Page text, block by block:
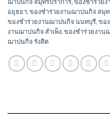
ฌาปนกิจ สมุทรปราการ,ของชำร่วยง
อยุธยา,ของชำร่วยงานฌาปนกิจ สมุ
ของชำร่วยงานฌาปนกิจ นนทบุรี,ขอ
งานฌาปนกิจ สำเพ็ง,ของชำร่วยงาน
ฌาปนกิจ รังสิต